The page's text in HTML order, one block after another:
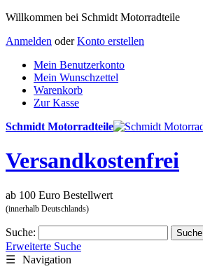
Willkommen bei Schmidt Motorradteile
Anmelden oder Konto erstellen
Mein Benutzerkonto
Mein Wunschzettel
Warenkorb
Zur Kasse
Schmidt Motorradteile
Versandkostenfrei
ab 100 Euro Bestellwert
(innerhalb Deutschlands)
Suche: Suche
Erweiterte Suche
☰
Navigation